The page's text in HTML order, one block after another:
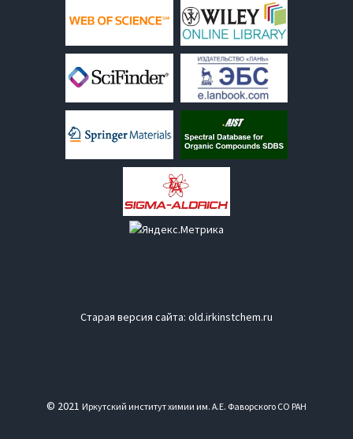
Старая версия сайта: old.irkinstchem.ru
© 2021 Иркутский институт химии им. А.Е. Фаворского СО РАН